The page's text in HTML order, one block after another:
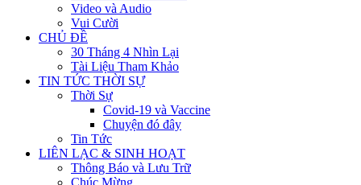
Video và Audio
Vui Cười
CHỦ ĐỀ
30 Tháng 4 Nhìn Lại
Tài Liệu Tham Khảo
TIN TỨC THỜI SỰ
Thời Sự
Covid-19 và Vaccine
Chuyện đó đây
Tin Tức
LIÊN LẠC & SINH HOẠT
Thông Báo và Lưu Trữ